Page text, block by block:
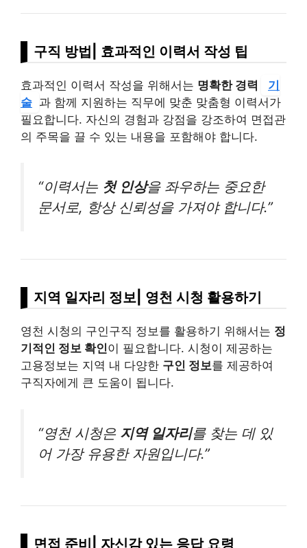
구직 방법| 효과적인 이력서 작성 팁
효과적인 이력서 작성을 위해서는 명확한 경력
기
술 과 함께 지원하는 직무에 맞춘 맞춤형 이력서가
필요합니다. 자신의 경험과 강점을 강조하여 면접관
의 주목을 끌 수 있는 내용을 포함해야 합니다.
“이력서는 첫 인상을 좌우하는 중요한
문서로, 항상 신뢰성을 가져야 합니다.”
지역 일자리 정보| 영천 시청 활용하기
영천 시청의 구인구직 정보를 활용하기 위해서는 정
기적인 정보 확인이 필요합니다. 시청이 제공하는
고용정보는 지역 내 다양한 구인 정보를 제공하여
구직자에게 큰 도움이 됩니다.
“영천 시청은 지역 일자리를 찾는 데 있
어 가장 유용한 자원입니다.”
면접 준비| 자신감 있는 응답 요령